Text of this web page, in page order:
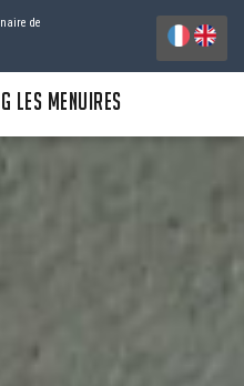
de
LES MENUIRES